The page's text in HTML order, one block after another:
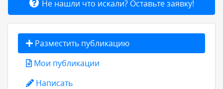
Добавить товар или услугу
Не нашли что искали? Оставьте заявку!
Разместить публикацию
Мои публикации
Написать